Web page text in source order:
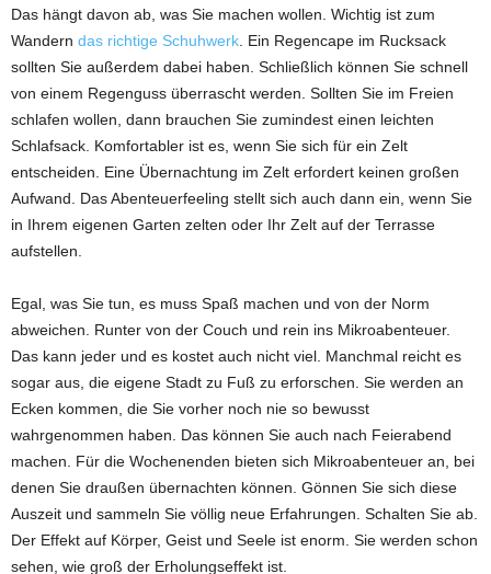
Das hängt davon ab, was Sie machen wollen. Wichtig ist zum
Wandern das richtige Schuhwerk. Ein Regencape im Rucksack
sollten Sie außerdem dabei haben. Schließlich können Sie schnell
von einem Regenguss überrascht werden. Sollten Sie im Freien
schlafen wollen, dann brauchen Sie zumindest einen leichten
Schlafsack. Komfortabler ist es, wenn Sie sich für ein Zelt
entscheiden. Eine Übernachtung im Zelt erfordert keinen großen
Aufwand. Das Abenteuerfeeling stellt sich auch dann ein, wenn Sie
in Ihrem eigenen Garten zelten oder Ihr Zelt auf der Terrasse
aufstellen.
Egal, was Sie tun, es muss Spaß machen und von der Norm
abweichen. Runter von der Couch und rein ins Mikroabenteuer.
Das kann jeder und es kostet auch nicht viel. Manchmal reicht es
sogar aus, die eigene Stadt zu Fuß zu erforschen. Sie werden an
Ecken kommen, die Sie vorher noch nie so bewusst
wahrgenommen haben. Das können Sie auch nach Feierabend
machen. Für die Wochenenden bieten sich Mikroabenteuer an, bei
denen Sie draußen übernachten können. Gönnen Sie sich diese
Auszeit und sammeln Sie völlig neue Erfahrungen. Schalten Sie ab.
Der Effekt auf Körper, Geist und Seele ist enorm. Sie werden schon
sehen, wie groß der Erholungseffekt ist.